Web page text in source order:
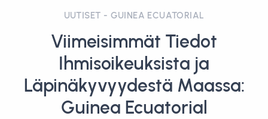
UUTISET - GUINEA ECUATORIAL
Viimeisimmät Tiedot
Ihmisoikeuksista ja
Läpinäkyvyydestä Maassa:
Guinea Ecuatorial